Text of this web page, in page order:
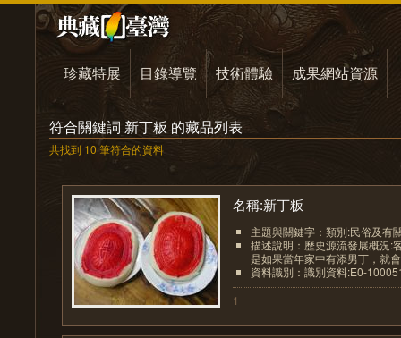
珍藏特展 目錄導覽 技術體驗 成果網站資源
符合關鍵詞 新丁粄 的藏品列表
共找到 10 筆符合的資料
名稱:新丁粄
主題與關鍵字：類別:民俗及有
描述說明：歷史源流發展概況:
是如果當年家中有添男丁，就
資料識別：識別資料:E0-
1